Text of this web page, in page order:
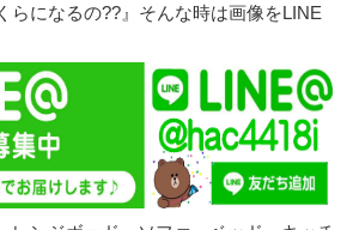
らになるの??』そんな時は画像をLINE